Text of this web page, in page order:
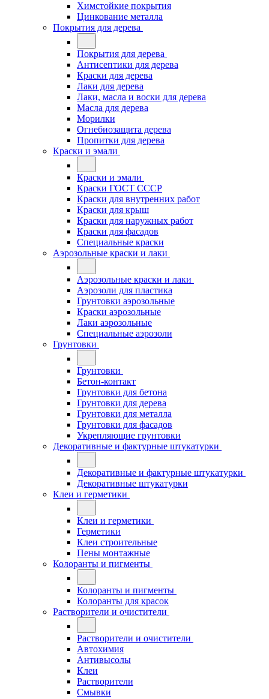
Химстойкие покрытия
Цинкование металла
Покрытия для дерева
Покрытия для дерева
Антисептики для дерева
Краски для дерева
Лаки для дерева
Лаки, масла и воски для дерева
Масла для дерева
Морилки
Огнебиозащита дерева
Пропитки для дерева
Краски и эмали
Краски и эмали
Краски ГОСТ СССР
Краски для внутренних работ
Краски для крыш
Краски для наружных работ
Краски для фасадов
Специальные краски
Аэрозольные краски и лаки
Аэрозольные краски и лаки
Аэрозоли для пластика
Грунтовки аэрозольные
Краски аэрозольные
Лаки аэрозольные
Специальные аэрозоли
Грунтовки
Грунтовки
Бетон-контакт
Грунтовки для бетона
Грунтовки для дерева
Грунтовки для металла
Грунтовки для фасадов
Укрепляющие грунтовки
Декоративные и фактурные штукатурки
Декоративные и фактурные штукатурки
Декоративные штукатурки
Клеи и герметики
Клеи и герметики
Герметики
Клеи строительные
Пены монтажные
Колоранты и пигменты
Колоранты и пигменты
Колоранты для красок
Растворители и очистители
Растворители и очистители
Автохимия
Антивысолы
Клеи
Растворители
Смывки